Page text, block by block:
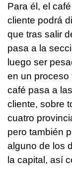
Para él, el
cliente podrá
que tras salir
pasa a la
luego ser
en un proceso
café pasa a
cliente, sobre
cuatro
pero también
alguno de los
la capital, así